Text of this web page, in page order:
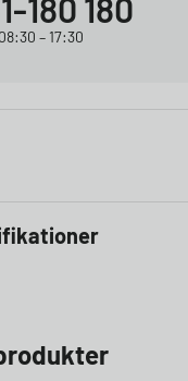
180 180
– 17:30